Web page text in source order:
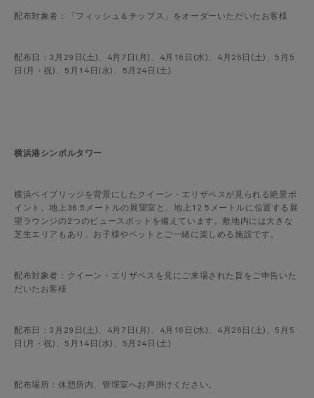
配布対象者：「フィッシュ＆チップス」をオーダーいただいたお客様
配布日：3月29日(土)、4月7日(月)、4月16日(水)、4月26日(土)、5月5
日(月・祝)、5月14日(水)、5月24日(土)
横浜港シンボルタワー
横浜ベイブリッジを背景にしたクイーン・エリザベスが見られる絶景ポ
イント。地上36.5メートルの展望室と、地上12.5メートルに位置する展
望ラウンジの2つのビュースポットを備えています。敷地内には大きな
芝生エリアもあり、お子様やペットとご一緒に楽しめる施設です。
配布対象者：クイーン・エリザベスを見にご来場された旨をご申告いた
だいたお客様
配布日：3月29日(土)、4月7日(月)、4月16日(水)、4月26日(土)、5月5
日(月・祝)、5月14日(水)、5月24日(土)
配布場所：休憩所内、管理室へお声掛けください。